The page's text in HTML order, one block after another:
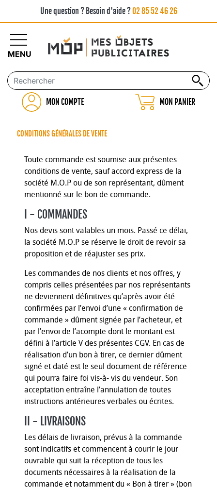
Une question ? Besoin d'aide ?02 85 52 46 26
MON COMPTE MON PANIER
MENU
CONDITIONS GÉNÉRALES DE VENTE
Toute commande est soumise aux présentes
conditions de vente, sauf accord express de la
société M.O.P ou de son représentant, dûment
mentionné sur le bon de commande.
I - COMMANDES
Nos devis sont valables un mois. Passé ce délai,
la société M.O.P se réserve le droit de revoir sa
proposition et de réajuster ses prix.
Les commandes de nos clients et nos offres, y
compris celles présentées par nos représentants
ne deviennent définitives qu’après avoir été
confirmées par l’envoi d’une « confirmation de
commande » dûment signée par l’acheteur, et
par l’envoi de l’acompte dont le montant est
défini à l’article V des présentes CGV. En cas de
réalisation d’un bon à tirer, ce dernier dûment
signé et daté est le seul document de référence
qui pourra faire foi vis-à- vis du vendeur. Son
acceptation entraîne l’annulation de toutes
instructions antérieures verbales ou écrites.
II - LIVRAISONS
Les délais de livraison, prévus à la commande
sont indicatifs et commencent à courir le jour
ouvrable qui suit la réception de tous les
documents nécessaires à la réalisation de la
commande et notamment du « Bon à tirer » (bon